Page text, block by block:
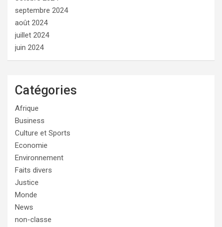
septembre 2024
août 2024
juillet 2024
juin 2024
Catégories
Afrique
Business
Culture et Sports
Economie
Environnement
Faits divers
Justice
Monde
News
non-classe